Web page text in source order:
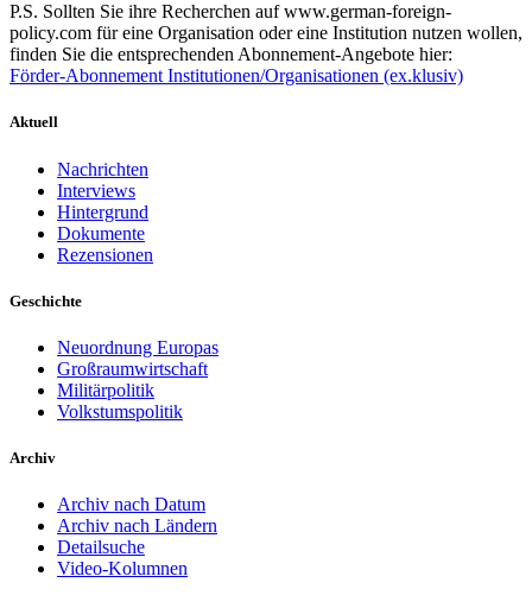
P.S. Sollten Sie ihre Recherchen auf www.german-foreign-
policy.com für eine Organisation oder eine Institution nutzen wollen,
finden Sie die entsprechenden Abonnement-Angebote hier:
Förder-Abonnement Institutionen/Organisationen (ex.klusiv)
Aktuell
Nachrichten
Interviews
Hintergrund
Dokumente
Rezensionen
Geschichte
Neuordnung Europas
Großraumwirtschaft
Militärpolitik
Volkstumspolitik
Archiv
Archiv nach Datum
Archiv nach Ländern
Detailsuche
Video-Kolumnen